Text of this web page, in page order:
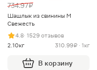
734.97 ₽
Шашлык из свинины М
Свежесть
4.8· 1529 отзывов
2.10кг
310.99 ₽ · 1кг
В корзину